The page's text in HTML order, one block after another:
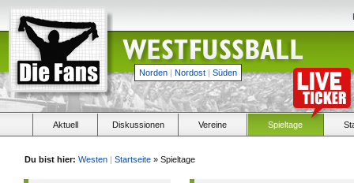
Norden | Nordost | Süden
Aktuell Diskussionen Vereine Spieltage
Du bist hier: Westen | Startseite » Spieltage